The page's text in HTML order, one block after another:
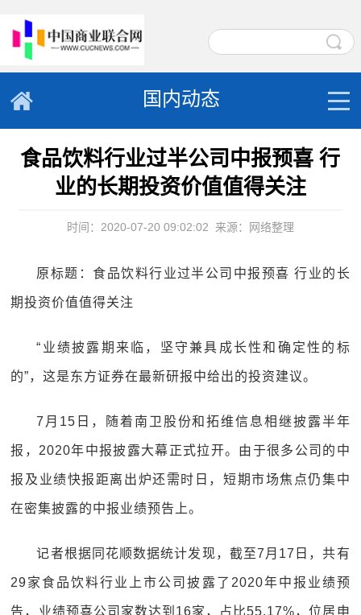
国内动态
食品饮料行业过半公司中报预喜 行
业的长期投资价值值得关注
时间：2020-07-20 09:02:02 来源：网络整理
原标题：食品饮料行业过半公司中报预喜 行业的长
期投资价值值得关注
“业绩披露期来临，坚守兼具成长性和确定性的标
的”，这是东方证券在最新研报中给出的投资建议。
7月15日，随着南卫股份和拓维信息相继披露半年
报，2020年中报披露大幕正式拉开。由于很多公司的中
报及业绩快报距离出炉还需时日，短期市场焦点仍集中
在密集披露的中报业绩预告上。
记者根据同花顺数据统计发现，截至7月17日，共有
29家食品饮料行业上市公司披露了2020年中报业绩预
告，业绩预喜公司家数达到16家，占比55.17%，位居申